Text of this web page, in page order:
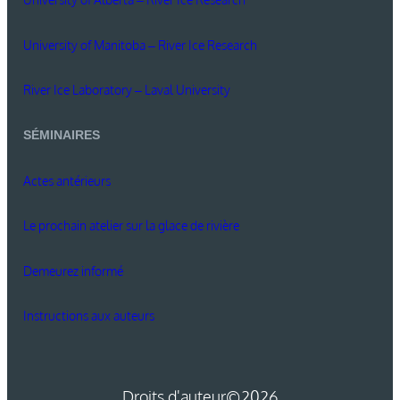
University of Manitoba – River Ice Research
River Ice Laboratory – Laval University
SÉMINAIRES
Actes antérieurs
Le prochain atelier sur la glace de rivière
Demeurez informé
Instructions aux auteurs
Droits d'auteur©2026